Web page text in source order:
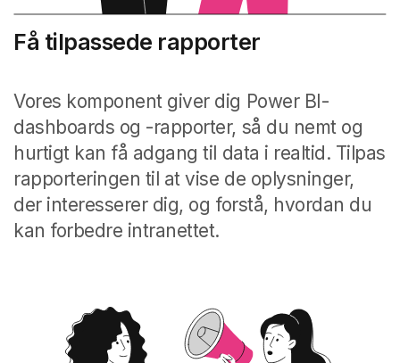
Få tilpassede rapporter
Vores komponent giver dig Power BI-
dashboards og -rapporter, så du nemt og
hurtigt kan få adgang til data i realtid. Tilpas
rapporteringen til at vise de oplysninger,
der interesserer dig, og forstå, hvordan du
kan forbedre intranettet.